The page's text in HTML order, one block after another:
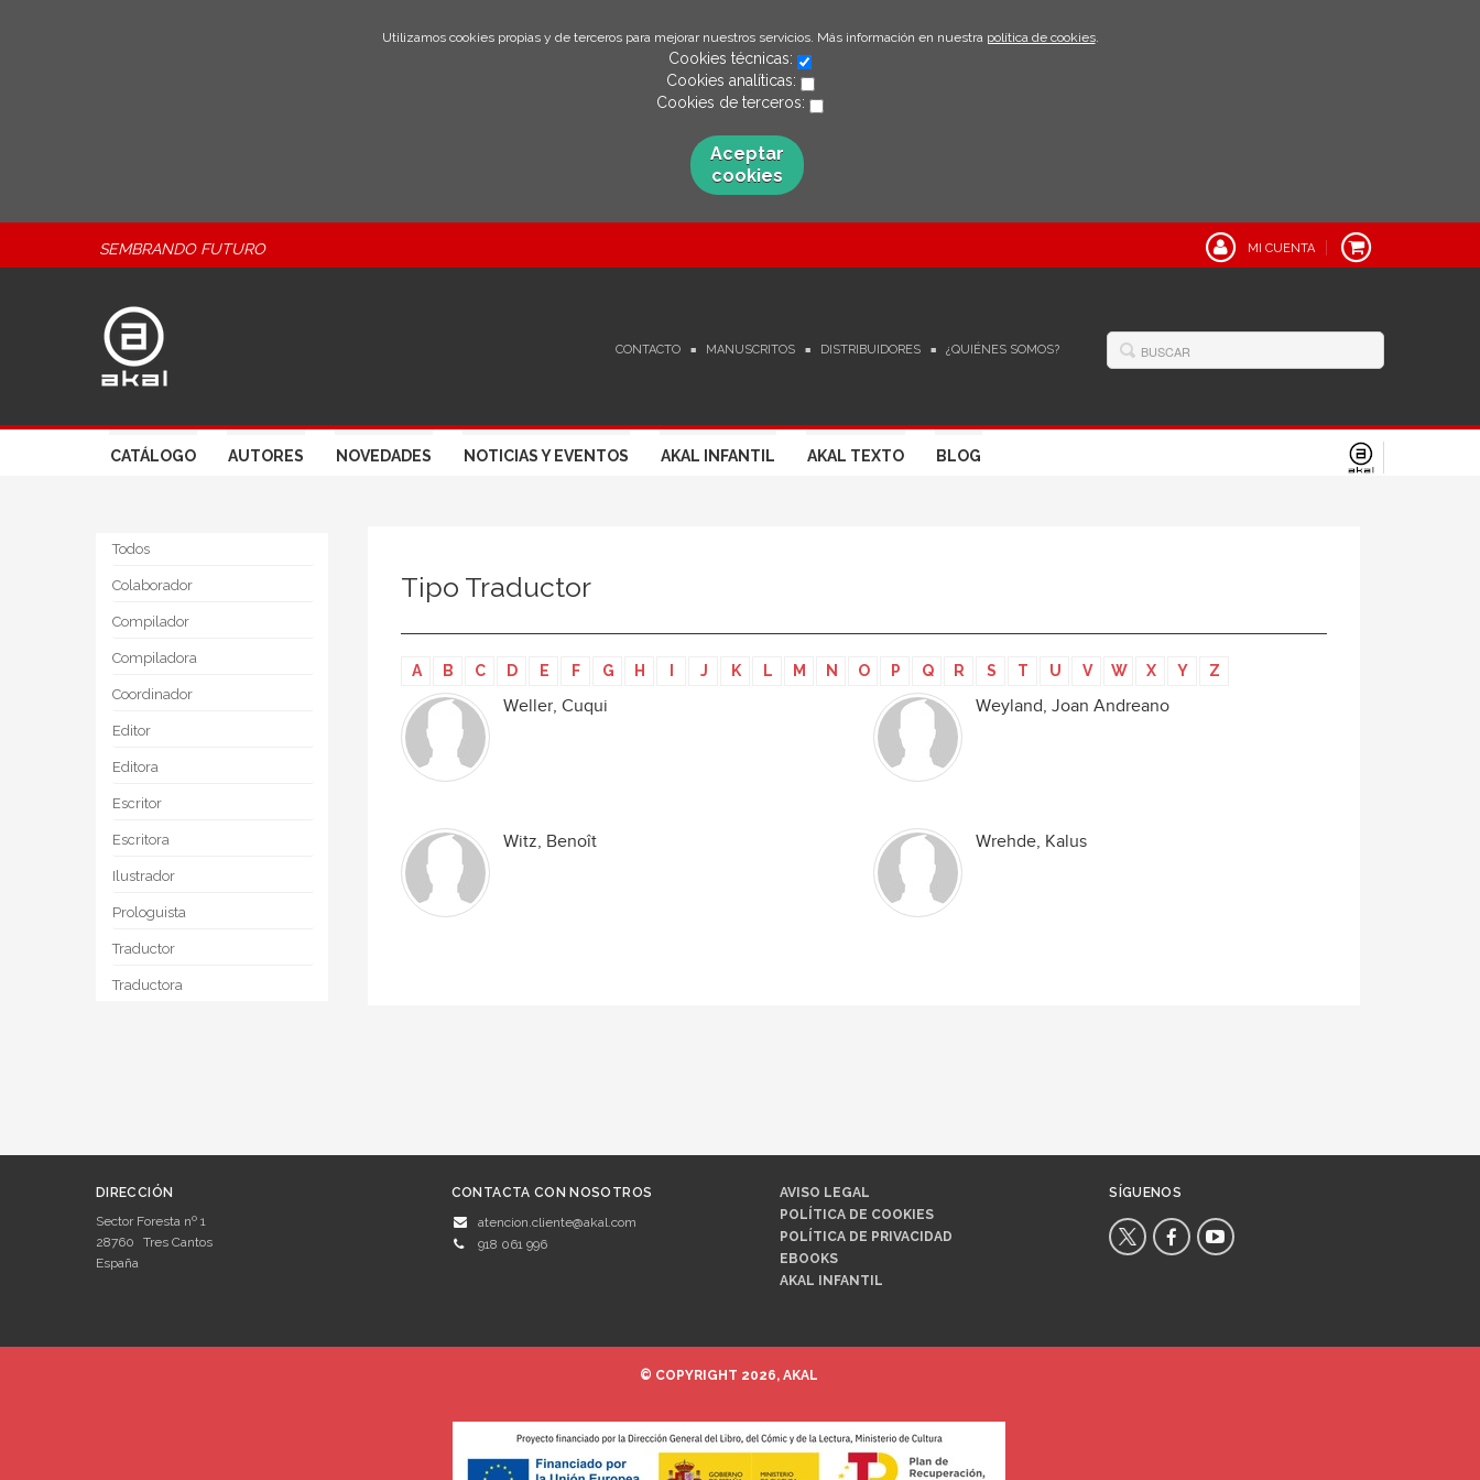
Utilizamos cookies propias y de terceros para mejorar nuestros servicios. Más información en nuestra política de cookies.
Cookies técnicas:
Cookies analíticas:
Cookies de terceros:
Aceptar
cookies
SEMBRANDO FUTURO MI CUENTA
CONTACTO MANUSCRITOS DISTRIBUIDORES ¿QUIÉNES SOMOS?
CATÁLOGO AUTORES NOVEDADES NOTICIAS Y EVENTOS AKAL INFANTIL AKAL TEXTO BLOG
Todos
Colaborador
Compilador
Compiladora
Coordinador
Editor
Editora
Escritor
Escritora
Ilustrador
Prologuista
Traductor
Traductora
Tipo Traductor
A B C D E F G H J K L M N O P Q R S T U V W X Y Z
Weller, Cuqui Weyland, Joan Andreano
Witz, Benoît Wrehde, Kalus
DIRECCIÓN
Sector Foresta nº 1
28760
Tres Cantos
España
CONTACTA CON NOSOTROS
atencion.cliente@akal.com
918 061 996
AVISO LEGAL
POLÍTICA DE COOKIES
POLÍTICA DE PRIVACIDAD
EBOOKS
AKAL INFANTIL
SÍGUENOS
© COPYRIGHT 2026, AKAL